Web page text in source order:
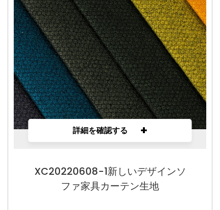
詳細を確認する +
XC20220608-1新しいデザインソ
ファ家具カーテン生地